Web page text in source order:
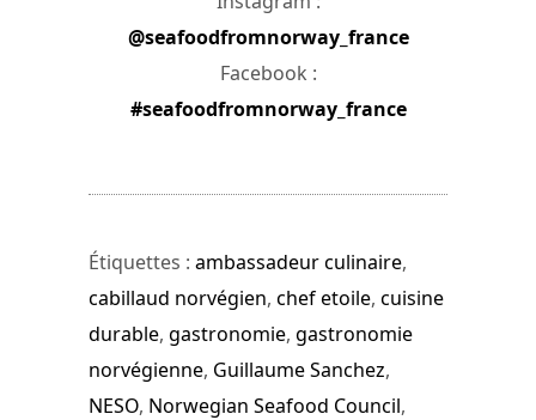
@seafoodfromnorway_france
Facebook :
#seafoodfromnorway_france
Étiquettes : ambassadeur culinaire,
cabillaud norvégien, chef etoile, cuisine
durable, gastronomie, gastronomie
norvégienne, Guillaume Sanchez,
NESO, Norwegian Seafood Council,